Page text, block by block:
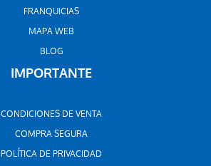
FRANQUICIAS
MAPA WEB
BLOG
IMPORTANTE
CONDICIONES DE VENTA
COMPRA SEGURA
POLÍTICA DE PRIVACIDAD